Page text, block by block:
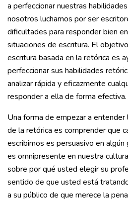
a perfeccionar nuestras
nosotros luchamos por ser
dificultades para responder bien
situaciones de escritura. El
escritura basada en la retórica es
perfeccionar sus habilidades
analizar rápida y eficazmente
responder a ella de forma efectiva.
Una forma de empezar a
de la retórica es comprender que
escribimos es persuasivo en
es omnipresente en nuestra
sobre por qué usted elegir su
sentido de que usted está
a su público de que merece la